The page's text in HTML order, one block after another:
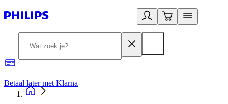
Betaal later met Klarna